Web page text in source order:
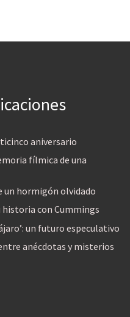
aniversario
fílmica de una
un hormigón olvidado
historia con Cummings
un futuro especulativo
anécdotas y misterios